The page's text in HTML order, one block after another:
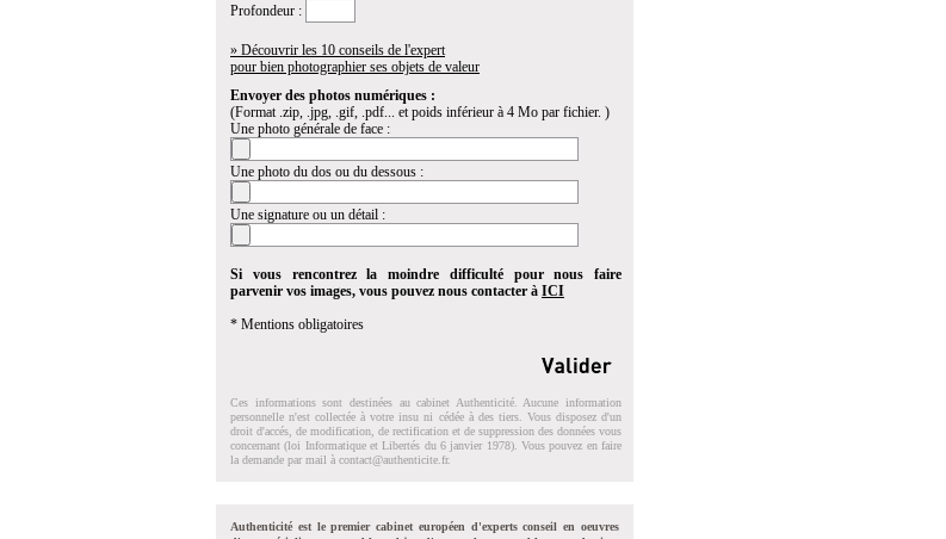
Profondeur :
» Découvrir les 10 conseils de l'expert
pour bien photographier ses objets de valeur
Envoyer des photos numériques :
(Format .zip, .jpg, .gif, .pdf... et poids inférieur à 4 Mo par fichier. )
Une photo générale de face :
Une photo du dos ou du dessous :
Une signature ou un détail :
Si vous rencontrez la moindre difficulté pour nous faire
parvenir vos images, vous pouvez nous contacter à ICI
* Mentions obligatoires
Ces informations sont destinées au cabinet Authenticité. Aucune information
personnelle n'est collectée à votre insu ni cédée à des tiers. Vous disposez d'un
droit d'accés, de modification, de rectification et de suppression des données vous
concernant (loi Informatique et Libertés du 6 janvier 1978). Vous pouvez en faire
la demande par mail à contact@authenticite.fr.
Authenticité est le premier cabinet européen d'experts conseil en oeuvres